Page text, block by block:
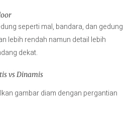
seperti mal, bandara, dan gedung
lebih rendah namun detail lebih
dekat.
vs Dinamis
gambar diam dengan pergantian